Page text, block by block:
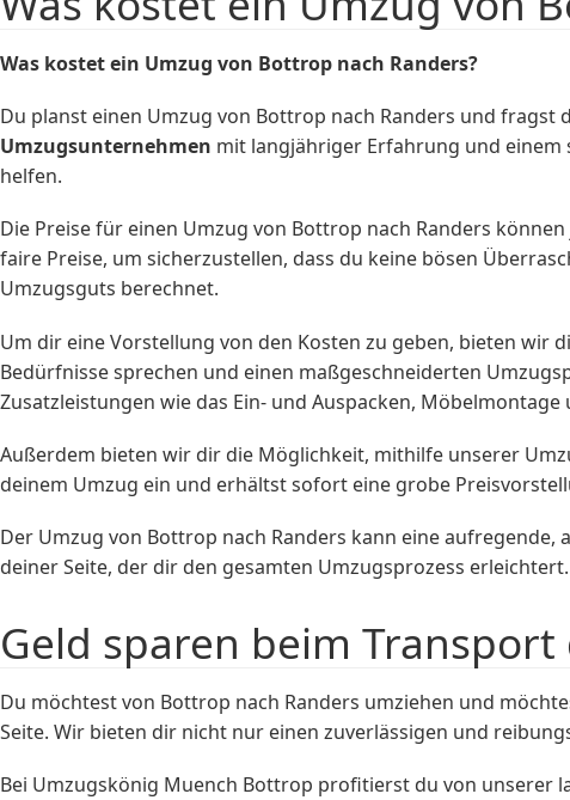
Was kostet ein Umzug von Bottrop nach Randers?
Du planst einen Umzug von Bottrop nach Randers und fragst
Umzugsunternehmen mit langjähriger Erfahrung und
helfen.
Die Preise für einen Umzug von Bottrop nach Randers
faire Preise, um sicherzustellen, dass du keine bösen
Umzugsguts berechnet.
Um dir eine Vorstellung von den Kosten zu geben, bieten
Bedürfnisse sprechen und einen maßgeschneiderten
Zusatzleistungen wie das Ein- und Auspacken, Möbelmontage
Außerdem bieten wir dir die Möglichkeit, mithilfe unserer
deinem Umzug ein und erhältst sofort eine grobe
Der Umzug von Bottrop nach Randers kann eine
deiner Seite, der dir den gesamten Umzugsprozess
Geld sparen beim
Du möchtest von Bottrop nach Randers umziehen und
Seite. Wir bieten dir nicht nur einen zuverlässigen und
Bei Umzugskönig Muench Bottrop profitierst du von unserer